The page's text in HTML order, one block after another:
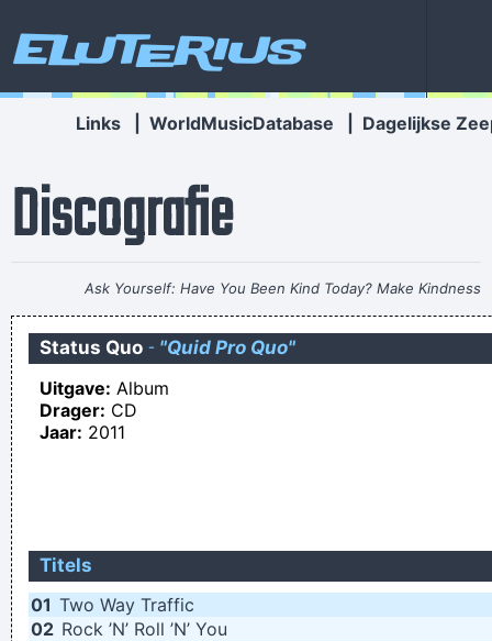
Eluterius
Links WorldMusicDatabase Dagelijkse
Discografie
Ask Yourself: Have You Been Kind Today? Make Kindness
Your Daily Modus Operandi And Change Your World~ Annie
<3 <3 <3 Een filmpje wat je hart raakt en breekt en waar de
Onnuttige tips voor een complexer leven: hier moet je zijn
Laten vogels scheten?
Sommige mensen hebben veel geld, ik heb vrienden en tijd!
Status Quo - "Quid Pro Quo"
Uitgave: Album
Drager: CD
Jaar: 2011
Titels
01 Two Way Traffic
02 Rock ’N’ Roll ’N’ You